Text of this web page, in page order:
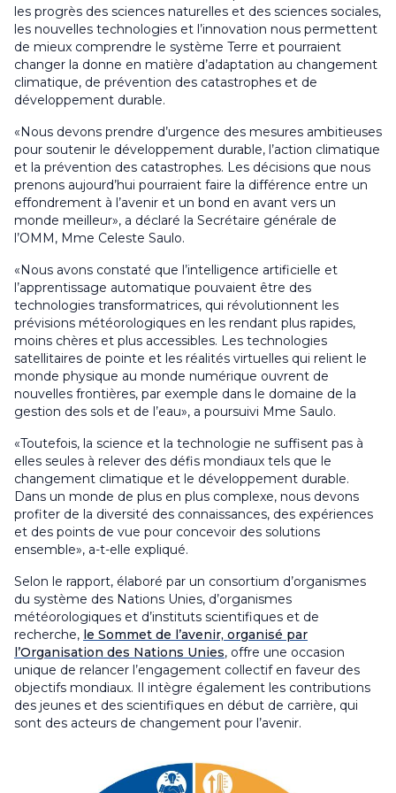
les progrès des sciences naturelles et des sciences sociales,
les nouvelles technologies et l’innovation nous permettent
de mieux comprendre le système Terre et pourraient
changer la donne en matière d’adaptation au changement
climatique, de prévention des catastrophes et de
développement durable.
«Nous devons prendre d’urgence des mesures ambitieuses
pour soutenir le développement durable, l’action climatique
et la prévention des catastrophes. Les décisions que nous
prenons aujourd’hui pourraient faire la différence entre un
effondrement à l’avenir et un bond en avant vers un
monde meilleur», a déclaré la Secrétaire générale de
l’OMM, Mme Celeste Saulo.
«Nous avons constaté que l’intelligence artificielle et
l’apprentissage automatique pouvaient être des
technologies transformatrices, qui révolutionnent les
prévisions météorologiques en les rendant plus rapides,
moins chères et plus accessibles. Les technologies
satellitaires de pointe et les réalités virtuelles qui relient le
monde physique au monde numérique ouvrent de
nouvelles frontières, par exemple dans le domaine de la
gestion des sols et de l’eau», a poursuivi Mme Saulo.
«Toutefois, la science et la technologie ne suffisent pas à
elles seules à relever des défis mondiaux tels que le
changement climatique et le développement durable.
Dans un monde de plus en plus complexe, nous devons
profiter de la diversité des connaissances, des expériences
et des points de vue pour concevoir des solutions
ensemble», a-t-elle expliqué.
Selon le rapport, élaboré par un consortium d’organismes
du système des Nations Unies, d’organismes
météorologiques et d’instituts scientifiques et de
recherche, le Sommet de l’avenir, organisé par
l’Organisation des Nations Unies, offre une occasion
unique de relancer l’engagement collectif en faveur des
objectifs mondiaux. Il intègre également les contributions
des jeunes et des scientifiques en début de carrière, qui
sont des acteurs de changement pour l’avenir.